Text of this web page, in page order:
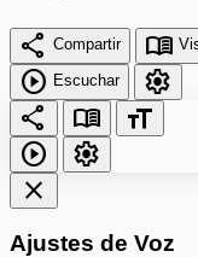
share Compartir menu_book
play_circle Escuchar
settings
share
menu_book
format_size
play_circle
settings
close
Ajustes de Voz